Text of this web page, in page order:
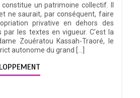
constitue un patrimoine collectif. Il
ne saurait, par conséquent, faire
privative en dehors des
par les textes en vigueur. C’est la
Zouératou Kassah-Traoré, le
autonome du grand […]